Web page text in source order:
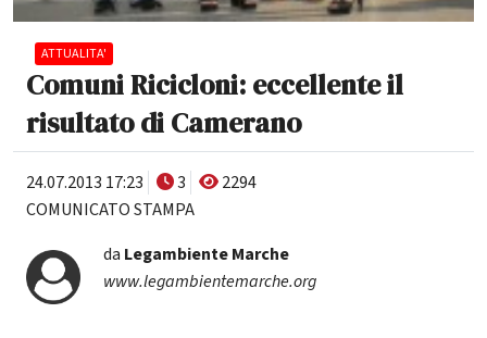
ATTUALITA'
Comuni Ricicloni: eccellente il
risultato di Camerano
24.07.2013 17:23 3
2294
COMUNICATO STAMPA
da Legambiente Marche
www.legambientemarche.org